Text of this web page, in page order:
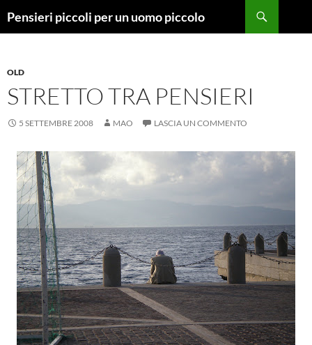
Pensieri piccoli per un uomo piccolo
OLD
STRETTO TRA PENSIERI
5 SETTEMBRE 2008 MAO LASCIA UN COMMENTO